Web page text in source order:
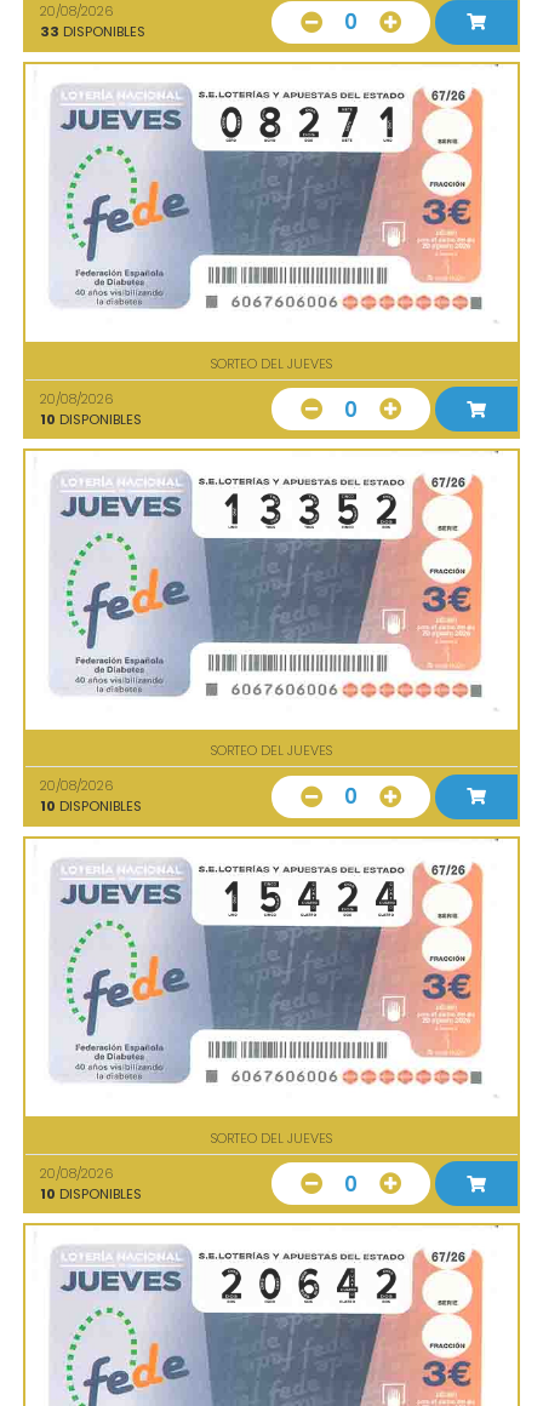
20/08/2026
33 DISPONIBLES 0
SORTEO DEL JUEVES
20/08/2026
10 DISPONIBLES 0
SORTEO DEL JUEVES
20/08/2026
10 DISPONIBLES 0
SORTEO DEL JUEVES
20/08/2026
10 DISPONIBLES 0